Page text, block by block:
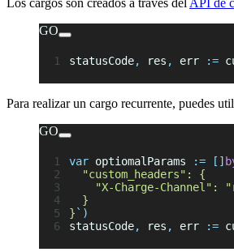
Los cargos son creados a través del API de
GO
statusCode, res , err :=
Para realizar un cargo recurrente, puedes
GO
var optiomalParams := []
  "custom_headers": {
"X-Charge-Channel":
  }
} ` )
statusCode, res , err :=